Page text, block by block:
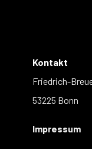
Kontakt
Friedrich-
53225 Bonn
Impressum